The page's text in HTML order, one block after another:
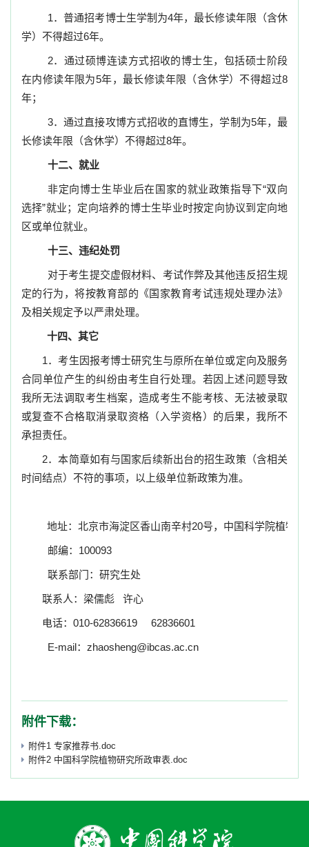
1．普通招考博士生学制为4年，最长修读年限（含休
学）不得超过6年。
2．通过硕博连读方式招收的博士生，包括硕士阶段
在内修读年限为5年，最长修读年限（含休学）不得超过8
年；
3．通过直接攻博方式招收的直博生，学制为5年，最
长修读年限（含休学）不得超过8年。
十二、就业
非定向博士生毕业后在国家的就业政策指导下“双向
选择”就业；定向培养的博士生毕业时按定向协议到定向地
区或单位就业。
十三、违纪处罚
对于考生提交虚假材料、考试作弊及其他违反招生规
定的行为，将按教育部的《国家教育考试违规处理办法》
及相关规定予以严肃处理。
十四、其它
1．考生因报考博士研究生与原所在单位或定向及服务
合同单位产生的纠纷由考生自行处理。若因上述问题导致
我所无法调取考生档案，造成考生不能考核、无法被录取
或复查不合格取消录取资格（入学资格）的后果，我所不
承担责任。
2．本简章如有与国家后续新出台的招生政策（含相关
时间结点）不符的事项，以上级单位新政策为准。
地址：北京市海淀区香山南辛村20号，中国科学院植物研
邮编： 100093
联系部门：研究生处
联系人：梁儒彪 许心
电话： 010-62836619 62836601
E-mail： zhaosheng@ibcas.ac.cn
附件下载：
附件1 专家推荐书.doc
附件2 中国科学院植物研究所政审表.doc